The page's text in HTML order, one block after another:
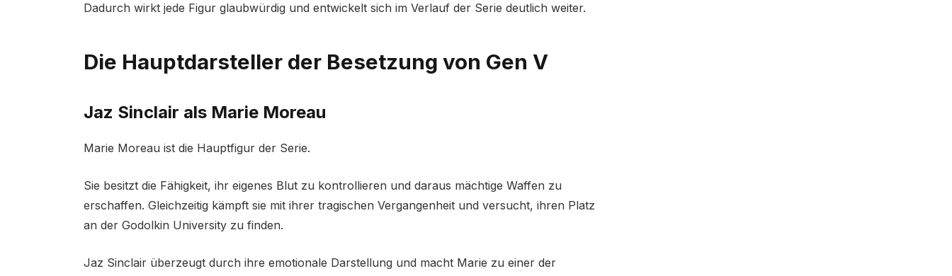
Dadurch wirkt jede Figur glaubwürdig und entwickelt sich im Verlauf der Serie deutlich weiter.
Die Hauptdarsteller der Besetzung von Gen V
Jaz Sinclair als Marie Moreau
Marie Moreau ist die Hauptfigur der Serie.
Sie besitzt die Fähigkeit, ihr eigenes Blut zu kontrollieren und daraus mächtige Waffen zu
erschaffen. Gleichzeitig kämpft sie mit ihrer tragischen Vergangenheit und versucht, ihren Platz
an der Godolkin University zu finden.
Jaz Sinclair überzeugt durch ihre emotionale Darstellung und macht Marie zu einer der